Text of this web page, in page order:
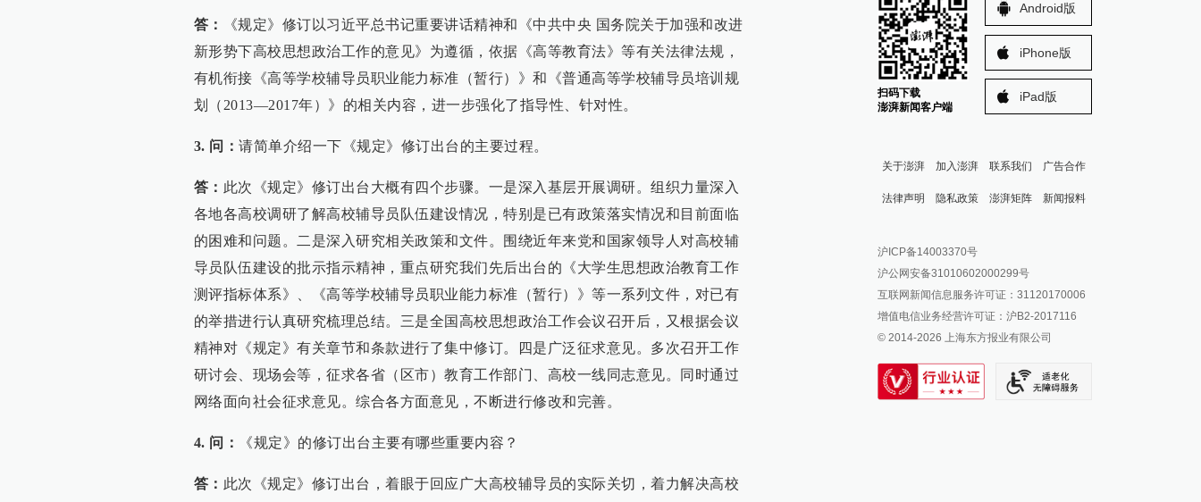
答：
《规定》修订以习近平总书记重要讲话精神和《中共中央 国务院关于加强和改进
新形势下高校思想政治工作的意见》为遵循，依据《高等教育法》等有关法律法规，
有机衔接《高等学校辅导员职业能力标准（暂行）》和《普通高等学校辅导员培训规
划（2013—2017年）》的相关内容，进一步强化了指导性、针对性。
3. 问： 请简单介绍一下《规定》修订出台的主要过程。
答： 此次《规定》修订出台大概有四个步骤。一是深入基层开展调研。组织力量深入
各地各高校调研了解高校辅导员队伍建设情况，特别是已有政策落实情况和目前面临
的困难和问题。二是深入研究相关政策和文件。围绕近年来党和国家领导人对高校辅
导员队伍建设的批示指示精神，重点研究我们先后出台的《大学生思想政治教育工作
测评指标体系》、《高等学校辅导员职业能力标准（暂行）》等一系列文件，对已有
的举措进行认真研究梳理总结。三是全国高校思想政治工作会议召开后，又根据会议
精神对《规定》有关章节和条款进行了集中修订。四是广泛征求意见。多次召开工作
研讨会、现场会等，征求各省（区市）教育工作部门、高校一线同志意见。同时通过
网络面向社会征求意见。综合各方面意见，不断进行修改和完善。
4. 问： 《规定》的修订出台主要有哪些重要内容？
答： 此次《规定》修订出台，着眼于回应广大高校辅导员的实际关切，着力解决高校
扫码下载
澎湃新闻客户端
Android版
iPhone版
iPad版
关于澎湃 加入澎湃 联系我们 广告合作
法律声明 隐私政策 澎湃矩阵
澎湃新闻公众号
澎湃新闻抖音号
派生万物开放平台
IP SHANGHAI
SIXTH TONE
新闻报料
报料邮箱: news@thepaper.cn
沪ICP备14003370号
沪公网安备31010602000299号
互联网新闻信息服务许可证：31120170006
增值电信业务经营许可证：沪B2-2017116
© 2014-2026 上海东方报业有限公司